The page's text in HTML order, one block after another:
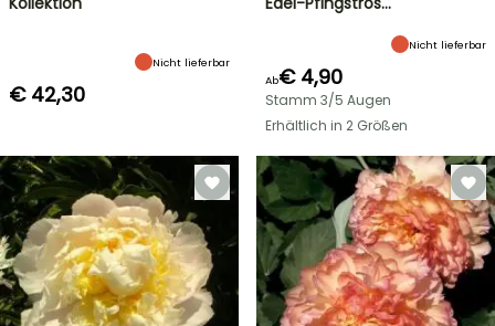
Nicht lieferbar
€ 42,30
Nicht lieferbar
Ab€ 4,90
Stamm 3/5 Augen
Erhältlich in 2 Größen